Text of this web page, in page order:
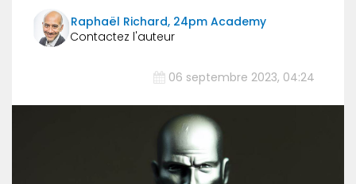
Raphaël Richard, 24pm Academy
06 septembre 2023, 04:24